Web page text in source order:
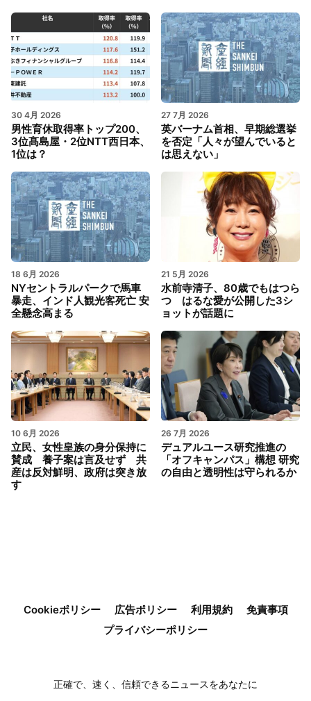
30 4月 2026
男性育休取得率トップ200、
3位髙島屋・2位NTT西日本、
1位は？
27 7月 2026
英バーナム首相、早期総選挙
を否定「人々が望んでいると
は思えない」
18 6月 2026
NYセントラルパークで馬車
暴走、インド人観光客死亡 安
全懸念高まる
21 5月 2026
水前寺清子、80歳でもはつら
つ はるな愛が公開した3シ
ョットが話題に
10 6月 2026
立民、女性皇族の身分保持に
賛成 養子案は言及せず 共
産は反対鮮明、政府は突き放
す
26 7月 2026
デュアルユース研究推進の
「オフキャンパス」構想 研究
の自由と透明性は守られるか
Cookieポリシー 広告ポリシー 利用規約
免責事項
プライバシーポリシー
正確で、速く、信頼できるニュースをあなたに